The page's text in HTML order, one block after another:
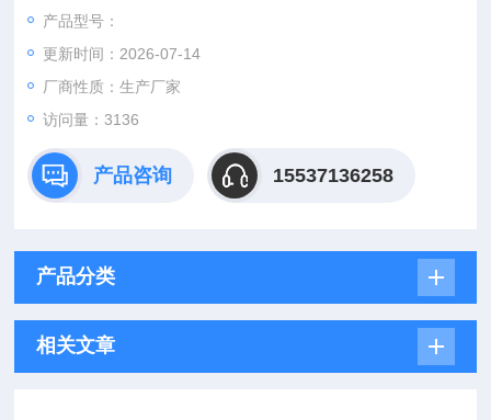
产品型号：
更新时间：2026-07-14
厂商性质：生产厂家
访问量：3136
产品咨询 15537136258
产品分类
相关文章